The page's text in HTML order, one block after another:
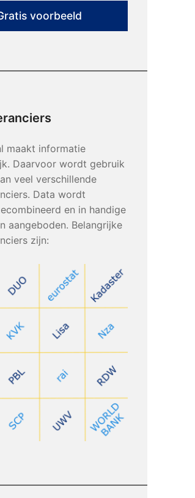
voorbeeld
maakt informatie
Daarvoor wordt gebruik
veel verschillende
Data wordt
en in handige
aangeboden. Belangrijke
zijn: